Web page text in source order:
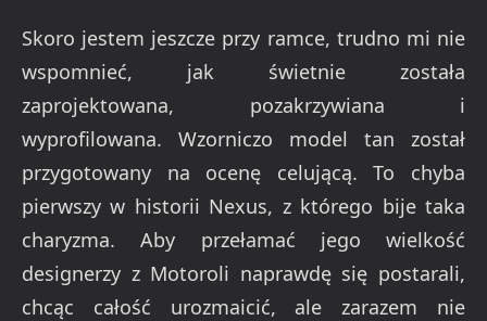
Skoro jestem jeszcze przy ramce, trudno mi nie
wspomnieć, jak świetnie została
zaprojektowana, pozakrzywiana i
wyprofilowana. Wzorniczo model tan został
przygotowany na ocenę celującą. To chyba
pierwszy w historii Nexus, z którego bije taka
charyzma. Aby przełamać jego wielkość
designerzy z Motoroli naprawdę się postarali,
chcąc całość urozmaicić, ale zarazem nie